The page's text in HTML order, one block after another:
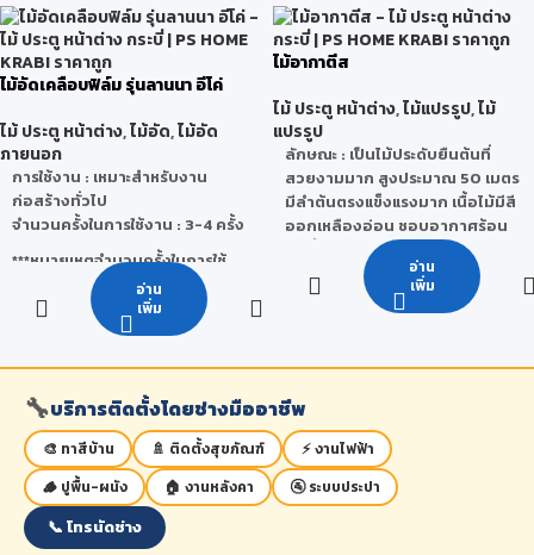
CNC ,งานทำสี ไฮกรอส, งานป้าย
โฆษณา ,เฟอร์นิเจอร์กันน้ำ, ห้องน้ำ,
ชุดห้องครัว, ห้องซาวน่า, ห้อง
วีซี, คิ้ว-บัว เป็นต้น
ต้องการของลูกค้า รวมทั้งเป็นมิตร
กับสิ่งแวดล้อม ซี่งรุ่นไม้อัดยาง
ลานนาเกรดกาว E1 และมีไม้อัดยาง
ที่ผ่านการทดสอบตามมาตรฐาน
ลักษณะการใช้งาน :
งานเฟอร์นิเจอร์ และงานตกแต่ง
คุณสมบัติ :มีผิวหน้าเรียบเหมาะกับ
การทำสี และปิดพื้นผิวต่างๆ
ไม้อัดเคลือบฟิล์ม รุ่นลานนา อีโค่
ไม้ ประตู หน้าต่าง,ไม้อัด,ไม้อัด
ภายนอก
การใช้งาน : เหมาะสำหรับงาน
ก่อสร้างทั่วไป
จำนวนครั้งในการใช้งาน : 3-4 ครั้ง
***หมายเหตุจำนวนครั้งในการใช้
งานจริงนั้นสามารถเปลี่ยนแปลง
ได้ โดยขึ้นอยู่กับ สภาพแวดล้อม วิธี
ใช้งานของผู้ใช้ การเก็บรักษา และ
อ่าน
เพิ่ม
ไม้อากาตีส
ไม้ ประตู หน้าต่าง,ไม้แปรรูป,ไม้
แปรรูป
ลักษณะ : เป็นไม้ประดับยืนต้นที่
สวยงามมาก สูงประมาณ 50 เมตร
มีลำต้นตรงแข็งแรงมาก เนื้อไม้มีสี
ออกเหลืองอ่อน ชอบอากาศร้อน
และชื้น มีถิ่นกำเนิด สันนิษฐานว่ามี
ถิ่นกำเนิดจากประเทศอินโดนีเซีย
: ไม้อกาตีสเป็นไม้เนื้อ
ประโยชน์: นิยมนำไม้อกาตีสมาทำ
กระทั่งเครื่องดนตรี เพราะเป็นไม้
ละเอียด ไม่เปลี่ยนรูปทรง ทนทาน
เป็นไม้ประดับภายในบ้าน
อ่าน
เพิ่ม
🔧บริการติดตั้งโดยช่างมืออาชีพ
🎨 ทาสีบ้าน 🚿 ติดตั้งสุขภัณฑ์
⚡ งานไฟฟ้า
🪵 ปูพื้น-ผนัง
🏠 งานหลังคา 🚰 ระบบประปา
📞 โทรนัดช่าง